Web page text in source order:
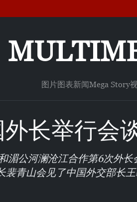
图片图表新闻Mega Story
长举行会
湄公河澜沧江合作第6次外长
青山会见了中国外交部长王